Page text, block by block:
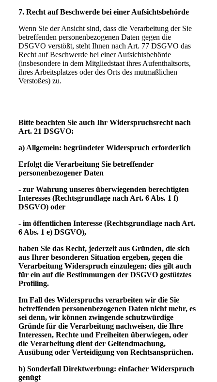
7. Recht auf Beschwerde bei einer Aufsichtsbehörde
Wenn Sie der Ansicht sind, dass die Verarbeitung der Sie
betreffenden personenbezogenen Daten gegen die
DSGVO verstößt, steht Ihnen nach Art. 77 DSGVO das
Recht auf Beschwerde bei einer Aufsichtsbehörde
(insbesondere in dem Mitgliedstaat ihres Aufenthaltsorts,
ihres Arbeitsplatzes oder des Orts des mutmaßlichen
Verstoßes) zu.
Bitte beachten Sie auch Ihr Widerspruchsrecht nach
Art. 21 DSGVO:
a) Allgemein: begründeter Widerspruch erforderlich
Erfolgt die Verarbeitung Sie betreffender
personenbezogener Daten
- zur Wahrung unseres überwiegenden berechtigten
Interesses (Rechtsgrundlage nach Art. 6 Abs. 1 f)
DSGVO) oder
- im öffentlichen Interesse (Rechtsgrundlage nach Art.
6 Abs. 1 e) DSGVO),
haben Sie das Recht, jederzeit aus Gründen, die sich
aus Ihrer besonderen Situation ergeben, gegen die
Verarbeitung Widerspruch einzulegen; dies gilt auch
für ein auf die Bestimmungen der DSGVO gestütztes
Profiling.
Im Fall des Widerspruchs verarbeiten wir die Sie
betreffenden personenbezogenen Daten nicht mehr, es
sei denn, wir können zwingende schutzwürdige
Gründe für die Verarbeitung nachweisen, die Ihre
Interessen, Rechte und Freiheiten überwiegen, oder
die Verarbeitung dient der Geltendmachung,
Ausübung oder Verteidigung von Rechtsansprüchen.
b) Sonderfall Direktwerbung: einfacher Widerspruch
genügt